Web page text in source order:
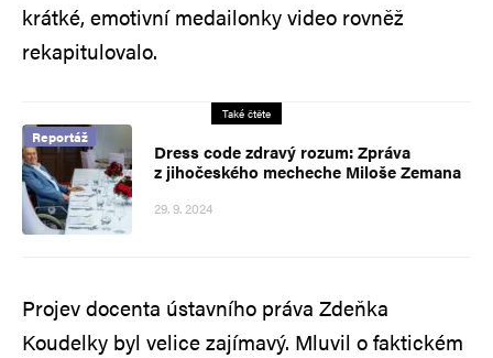
krátké, emotivní medailonky video rovněž
rekapitulovalo.
Také čtěte
Reportáž
Dress code zdravý rozum: Zpráva
z jihočeského mecheche Miloše Zemana
29. 9. 2024
Projev docenta ústavního práva Zdeňka
Koudelky byl velice zajímavý. Mluvil o faktickém